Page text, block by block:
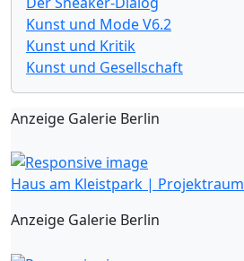
Kunst und Mode V6.2
Kunst und Kritik
Kunst und Gesellschaft
Anzeige Galerie Berlin
Haus am Kleistpark | Projektraum
Anzeige Galerie Berlin